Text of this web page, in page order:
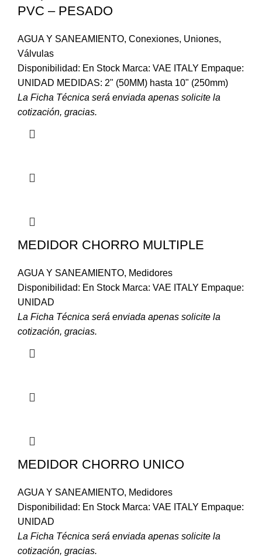
PVC – PESADO
AGUA Y SANEAMIENTO, Conexiones, Uniones,
Válvulas
Disponibilidad: En Stock Marca: VAE ITALY Empaque:
UNIDAD MEDIDAS: 2" (50MM) hasta 10" (250mm)
La Ficha Técnica será enviada apenas solicite la
cotización, gracias.
MEDIDOR CHORRO MULTIPLE
AGUA Y SANEAMIENTO, Medidores
Disponibilidad: En Stock Marca: VAE ITALY Empaque:
UNIDAD
La Ficha Técnica será enviada apenas solicite la
cotización, gracias.
MEDIDOR CHORRO UNICO
AGUA Y SANEAMIENTO, Medidores
Disponibilidad: En Stock Marca: VAE ITALY Empaque:
UNIDAD
La Ficha Técnica será enviada apenas solicite la
cotización, gracias.